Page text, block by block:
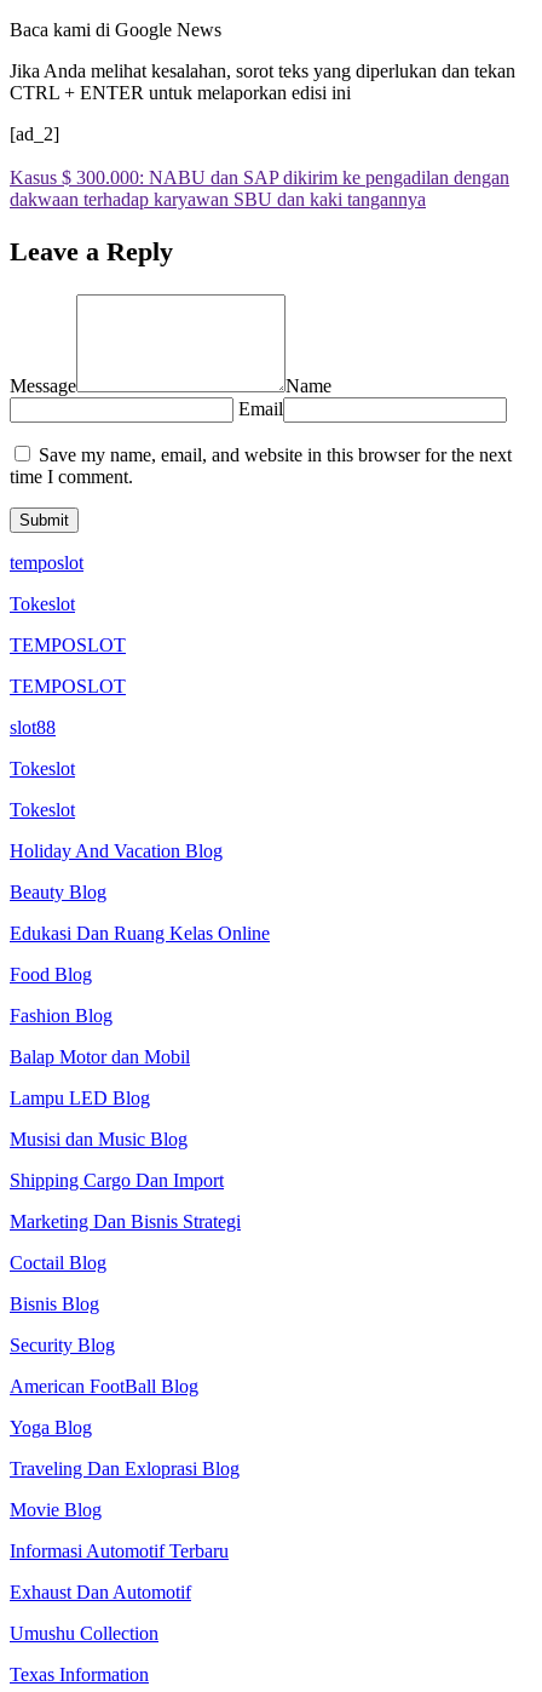
Baca kami di Google News
Jika Anda melihat kesalahan, sorot teks yang diperlukan dan tekan
CTRL + ENTER untuk melaporkan edisi ini
[ad_2]
Kasus $ 300.000: NABU dan SAP dikirim ke pengadilan dengan
dakwaan terhadap karyawan SBU dan kaki tangannya
Leave a Reply
Message
Name
Email
Save my name, email, and website in this browser for the next
time I comment.
temposlot
Tokeslot
TEMPOSLOT
TEMPOSLOT
slot88
Tokeslot
Tokeslot
Holiday And Vacation Blog
Beauty Blog
Edukasi Dan Ruang Kelas Online
Food Blog
Fashion Blog
Balap Motor dan Mobil
Lampu LED Blog
Musisi dan Music Blog
Shipping Cargo Dan Import
Marketing Dan Bisnis Strategi
Coctail Blog
Bisnis Blog
Security Blog
American FootBall Blog
Yoga Blog
Traveling Dan Exloprasi Blog
Movie Blog
Informasi Automotif Terbaru
Exhaust Dan Automotif
Umushu Collection
Texas Information